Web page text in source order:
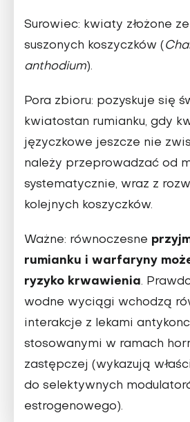
Surowiec: kwiaty złożone
suszonych koszyczków (
anthodium).
Pora zbioru: pozyskuje się
kwiatostan rumianku, gdy
języczkowe jeszcze nie
należy przeprowadzać od
systematycznie, wraz z
kolejnych koszyczków.
Ważne: równoczesne
rumianku i warfaryny
ryzyko krwawienia.
wodne wyciągi wchodzą
interakcje z lekami
stosowanymi w ramach
zastępczej (wykazują
do selektywnych
estrogenowego).